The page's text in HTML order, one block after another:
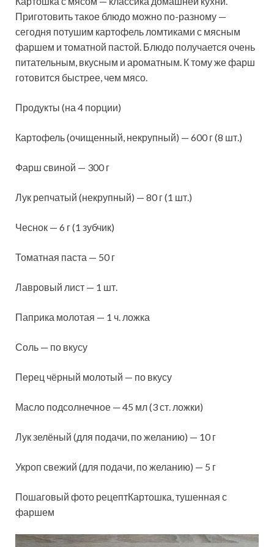
Приготовить такое блюдо можно по-разному —
сегодня потушим картофель ломтиками с мясным
фаршем и томатной пастой. Блюдо получается очень
питательным, вкусным и ароматным. К тому же фарш
готовится быстрее, чем мясо.
Продукты (на 4 порции)
Картофель (очищенный, некрупный) — 600 г (8 шт.)
Фарш свиной — 300 г
Лук репчатый (некрупный) — 80 г (1 шт.)
Чеснок — 6 г (1 зубчик)
Томатная паста — 50 г
Лавровый лист — 1 шт.
Паприка молотая — 1 ч. ложка
Соль — по вкусу
Перец чёрный молотый — по вкусу
Масло подсолнечное — 45 мл (3 ст. ложки)
Лук зелёный (для подачи, по желанию) — 10 г
Укроп свежий (для подачи, по желанию) — 5 г
Пошаговый фото рецептКартошка, тушенная с
фаршем